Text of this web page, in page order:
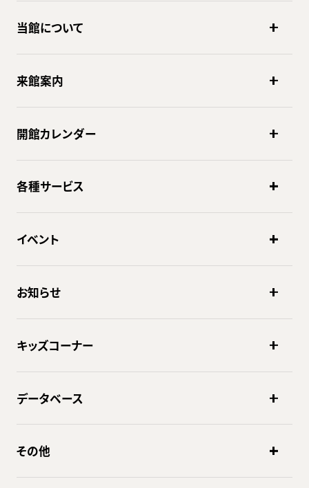
当館について
来館案内
開館カレンダー
各種サービス
イベント
お知らせ
キッズコーナー
データベース
その他